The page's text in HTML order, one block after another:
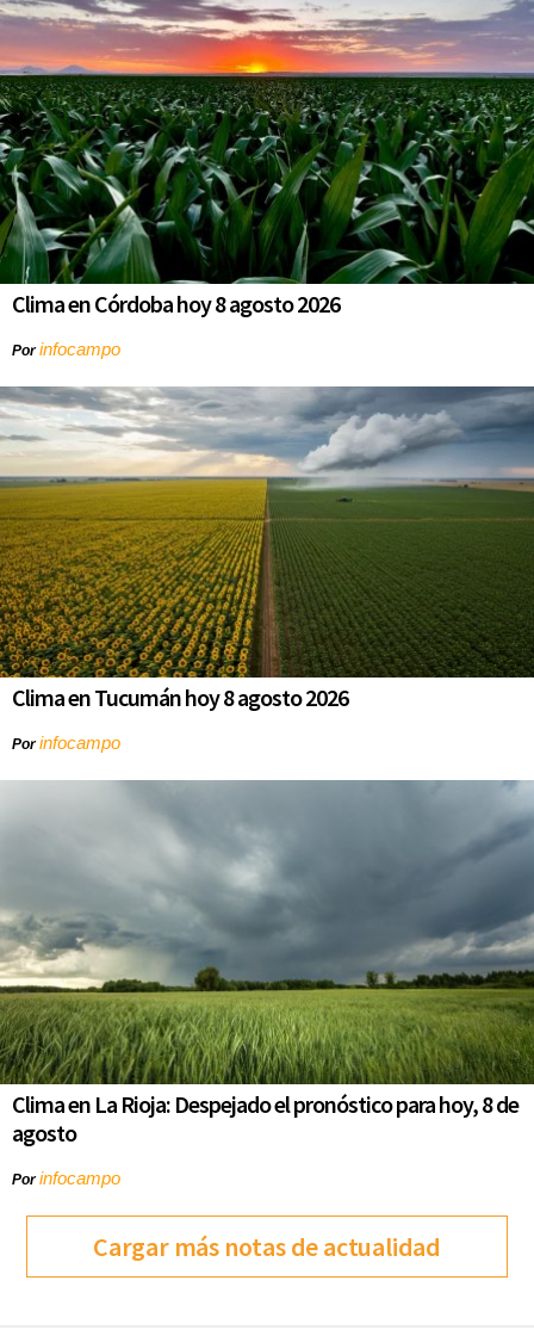
Clima en Córdoba hoy 8 agosto 2026
Porinfocampo
Clima en Tucumán hoy 8 agosto 2026
Porinfocampo
Clima en La Rioja: Despejado el pronóstico para hoy, 8 de
agosto
Porinfocampo
Cargar más notas de actualidad